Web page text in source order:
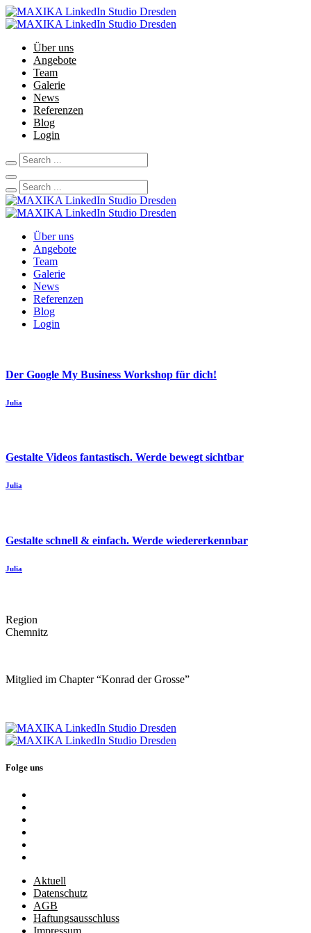
Über uns
Angebote
Team
Galerie
News
Referenzen
Blog
Login
Über uns
Angebote
Team
Galerie
News
Referenzen
Blog
Login
Der Google My Business Workshop für dich!
Julia
Gestalte Videos fantastisch. Werde bewegt sichtbar
Julia
Gestalte schnell & einfach. Werde wiedererkennbar
Julia
Region
Chemnitz
Mitglied im Chapter “Konrad der Grosse”
Folge uns
Aktuell
Datenschutz
AGB
Haftungsausschluss
Impressum